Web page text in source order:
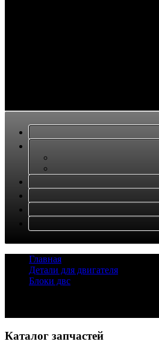
Главная
Детали для двигателя
Блоки двс
Каталог запчастей